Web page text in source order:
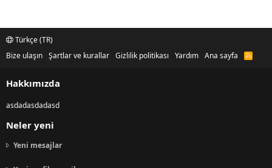
Türkçe (TR)
Bize ulaşın Şartlar ve kurallar Gizlilik politikası Yardım Ana sayfa
R
Hakkımızda
asdadasdadasd
Neler yeni
Yeni mesajlar